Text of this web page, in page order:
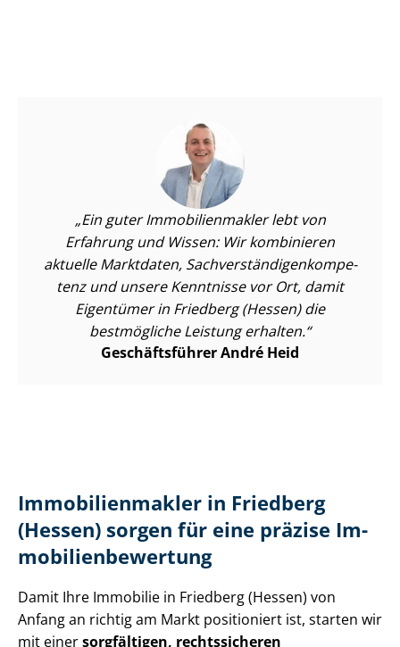
Ein guter Im­mo­bi­li­en­mak­ler lebt von
Erfahrung und Wissen: Wir kombinieren
aktuelle Marktdaten, Sach­ver­stän­di­gen­kom­pe­
tenz und unsere Kenntnisse vor Ort, damit
Eigentümer in Friedberg (Hessen) die
bestmögliche Leistung erhalten.
Geschäftsführer André Heid
Im­mo­bi­li­en­mak­ler in Friedberg
(Hessen) sorgen für eine präzise Im­
mo­bi­li­en­be­wer­tung
Damit Ihre Immobilie in Friedberg (Hessen) von
Anfang an richtig am Markt positioniert ist, starten wir
mit einersorgfältigen, rechtssicheren